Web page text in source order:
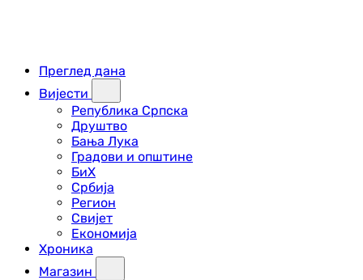
Преглед дана
Вијести
Република Српска
Друштво
Бања Лука
Градови и општине
БиХ
Србија
Регион
Свијет
Економија
Хроника
Магазин